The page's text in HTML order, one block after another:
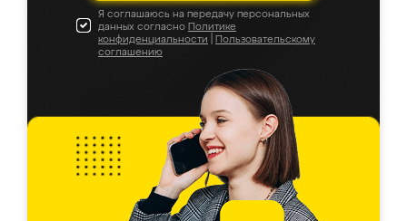
Я соглашаюсь на передачу персональных
данных согласно Политике
конфиденциальности
Пользовательскому
соглашению